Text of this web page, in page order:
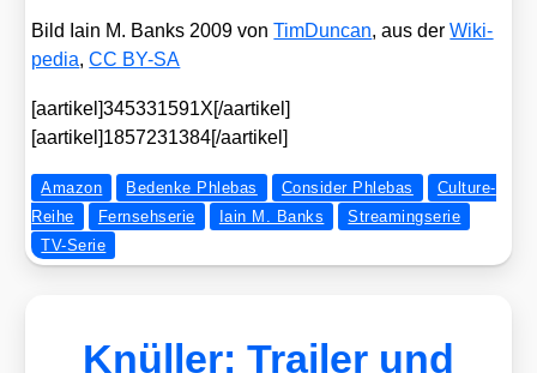
Bild Iain M. Banks 2009 vonTim­Dun­can, aus derWiki­
pe­dia,CC BY-SA
[aartikel]345331591X[/aartikel]
[aartikel]1857231384[/aartikel]
Amazon Bedenke Phlebas Consider Phlebas
Culture-
Reihe
Fernsehserie Iain M. Banks
Streamingserie
TV-Serie
Knüller: Trailer und